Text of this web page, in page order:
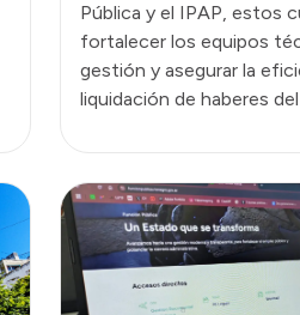
Pública y el IPAP, estos
fortalecer los equipos
gestión y asegurar la
liquidación de haberes